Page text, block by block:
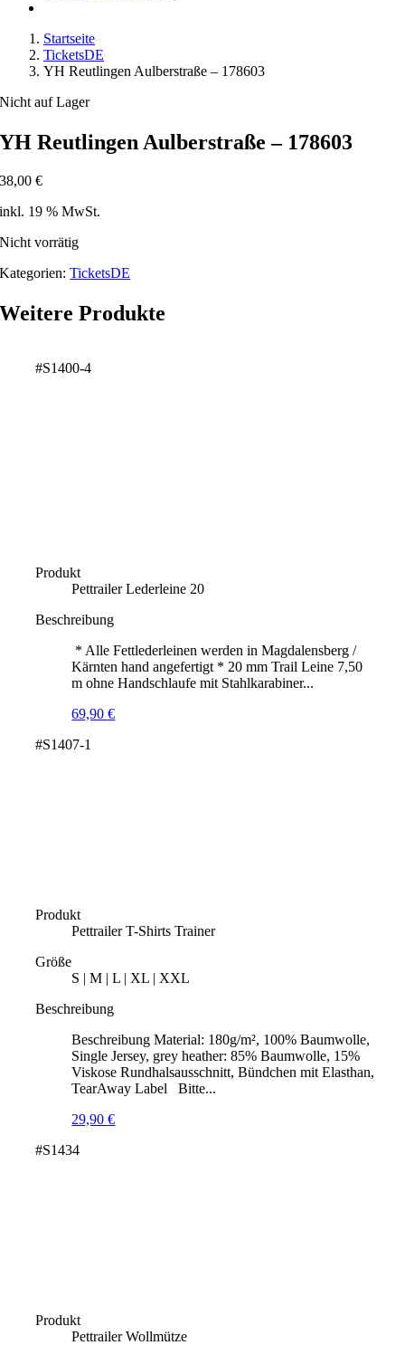
Startseite
TicketsDE
YH Reutlingen Aulberstraße – 178603
Nicht auf Lager
YH Reutlingen Aulberstraße – 178603
38,00€
inkl. 19 % MwSt.
Nicht vorrätig
Kategorien:TicketsDE
Weitere Produkte
#S1400-4
Produkt
Pettrailer Lederleine 20
Beschreibung
* Alle Fettlederleinen werden in Magdalensberg /
Kärnten hand angefertigt * 20 mm Trail Leine 7,50
m ohne Handschlaufe mit Stahlkarabiner...
69,90€
#S1407-1
Produkt
Pettrailer T-Shirts Trainer
Größe
S | M | L | XL | XXL
Beschreibung
Beschreibung Material: 180g/m², 100% Baumwolle,
Single Jersey, grey heather: 85% Baumwolle, 15%
Viskose Rundhalsausschnitt, Bündchen mit Elasthan,
TearAway Label Bitte...
29,90€
#S1434
Produkt
Pettrailer Wollmütze